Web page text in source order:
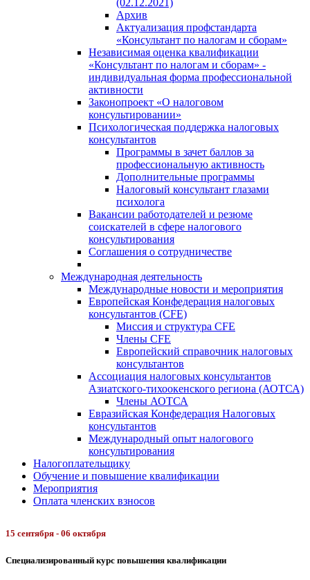
(02.12.2021)
Архив
Актуализация профстандарта
«Консультант по налогам и сборам»
Независимая оценка квалификации
«Консультант по налогам и сборам» -
индивидуальная форма профессиональной
активности
Законопроект «О налоговом
консультировании»
Психологическая поддержка налоговых
консультантов
Программы в зачет баллов за
профессиональную активность
Дополнительные программы
Налоговый консультант глазами
психолога
Вакансии работодателей и резюме
соискателей в сфере налогового
консультирования
Соглашения о сотрудничестве
Международная деятельность
Международные новости и мероприятия
Европейская Конфедерация налоговых
консультантов (CFE)
Миссия и структура CFE
Члены CFE
Европейский справочник налоговых
консультантов
Ассоциация налоговых консультантов
Азиатского-тихоокенского региона (АОТСА)
Члены АОТСА
Евразийская Конфедерация Налоговых
консультантов
Международный опыт налогового
консультирования
Налогоплательщику
Обучение и повышение квалификации
Мероприятия
Оплата членских взносов
15 сентября - 06 октября
Специализированный курс повышения квалификации